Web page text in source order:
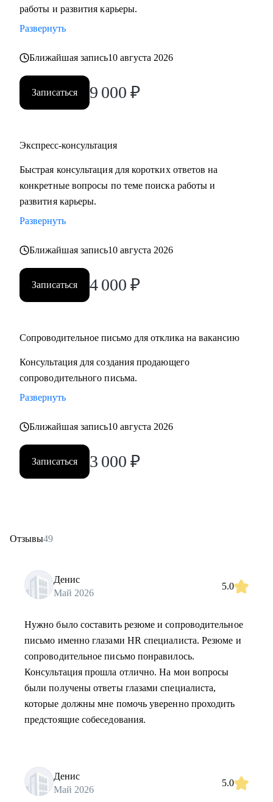
работы и развития карьеры.
Развернуть
Ближайшая запись10 августа 2026
Записаться 9 000 ₽
Экспресс-консультация
Быстрая консультация для коротких ответов на
конкретные вопросы по теме поиска работы и
развития карьеры.
Развернуть
Ближайшая запись10 августа 2026
Записаться 4 000 ₽
Сопроводительное письмо для отклика на вакансию
Консультация для создания продающего
сопроводительного письма.
Развернуть
Ближайшая запись10 августа 2026
Записаться 3 000 ₽
Отзывы49
Денис
Май 2026
5.0
Нужно было составить резюме и сопроводительное
письмо именно глазами HR специалиста. Резюме и
сопроводительное письмо понравилось.
Консультация прошла отлично. На мои вопросы
были получены ответы глазами специалиста,
которые должны мне помочь уверенно проходить
предстоящие собеседования.
Денис
Май 2026
5.0